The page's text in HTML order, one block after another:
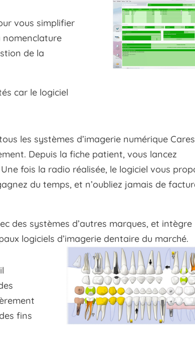
vous simplifier
nomenclature
de la
car le logiciel
les systèmes d’imagerie numérique
Depuis la fiche patient, vous lancez
fois la radio réalisée, le logiciel vous
du temps, et n’oubliez jamais de
des systèmes d’autres marques, et intègre
logiciels d’imagerie dentaire du marché.
fins